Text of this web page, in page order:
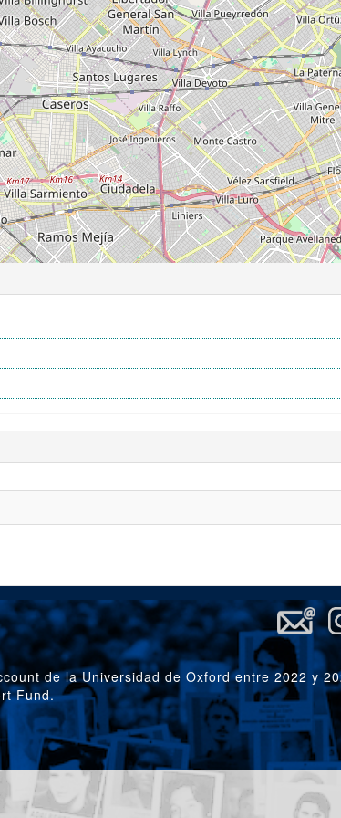
de la Universidad de Oxford entre 2022 y
Fund.